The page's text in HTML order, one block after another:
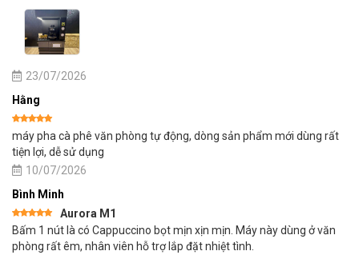
23/07/2026
Hằng
Được xếp
hạng 55
sao
máy pha cà phê văn phòng tự động, dòng sản phẩm mới dùng rất
tiện lợi, dễ sử dụng
10/07/2026
Bình Minh
Được xếp
hạng 5
5
sao
Aurora M1
Bấm 1 nút là có Cappuccino bọt mịn xịn mịn. Máy này dùng ở văn
phòng rất êm, nhân viên hỗ trợ lắp đặt nhiệt tình.